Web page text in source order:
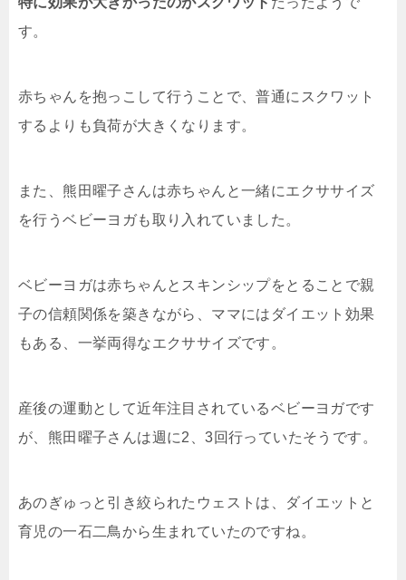
す。
赤ちゃんを抱っこして行うことで、普通にスクワット
するよりも負荷が大きくなります。
また、熊田曜子さんは赤ちゃんと一緒にエクササイズ
を行うベビーヨガも取り入れていました。
ベビーヨガは赤ちゃんとスキンシップをとることで親
子の信頼関係を築きながら、ママにはダイエット効果
もある、一挙両得なエクササイズです。
産後の運動として近年注目されているベビーヨガです
が、熊田曜子さんは週に2、3回行っていたそうです。
あのぎゅっと引き絞られたウェストは、ダイエットと
育児の一石二鳥から生まれていたのですね。